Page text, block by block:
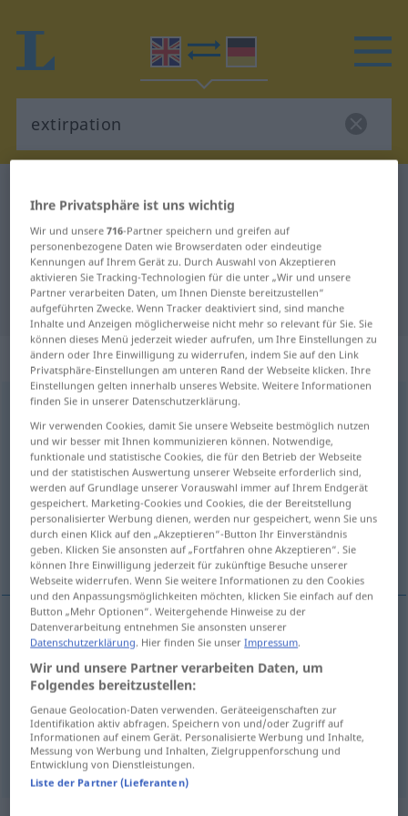
Englisch-Deutsch Übersetzung für
"extirpation"
"extirpation" Deutsch Übersetzung
„extirpation“: noun
extirpations
Übersicht aller Übersetzungen
(Für mehr Details die Übersetzung anklicken/antippen)
Ausrottung
Exstirpation, Ausschneidung
Ausrottungf extirpation
Exstirpationf extirpation MED
Ausschneidungf extirpation MED
Ihre Privatsphäre ist uns wichtig
Wir und unsere716-Partner speichern und greifen auf
personenbezogene Daten wie Browserdaten oder eindeutige
Kennungen auf Ihrem Gerät zu. Durch Auswahl von Akzeptieren
aktivieren Sie Tracking-Technologien für die unter „Wir und unsere
Partner verarbeiten Daten, um Ihnen Dienste bereitzustellen“
aufgeführten Zwecke. Wenn Tracker deaktiviert sind, sind manche
Inhalte und Anzeigen möglicherweise nicht mehr so relevant für Sie. Sie
können dieses Menü jederzeit wieder aufrufen, um Ihre Einstellungen zu
ändern oder Ihre Einwilligung zu widerrufen, indem Sie auf den Link
Privatsphäre-Einstellungen am unteren Rand der Webseite klicken. Ihre
Einstellungen gelten innerhalb unseres Website. Weitere Informationen
finden Sie in unserer Datenschutzerklärung.
Wir verwenden Cookies, damit Sie unsere Webseite bestmöglich nutzen
und wir besser mit Ihnen kommunizieren können. Notwendige,
funktionale und statistische Cookies, die für den Betrieb der Webseite
und der statistischen Auswertung unserer Webseite erforderlich sind,
werden auf Grundlage unserer Vorauswahl immer auf Ihrem Endgerät
gespeichert. Marketing-Cookies und Cookies, die der Bereitstellung
personalisierter Werbung dienen, werden nur gespeichert, wenn Sie uns
durch einen Klick auf den „Akzeptieren“-Button Ihr Einverständnis
geben. Klicken Sie ansonsten auf „Fortfahren ohne Akzeptieren“. Sie
können Ihre Einwilligung jederzeit für zukünftige Besuche unserer
Webseite widerrufen. Wenn Sie weitere Informationen zu den Cookies
und den Anpassungsmöglichkeiten möchten, klicken Sie einfach auf den
Button „Mehr Optionen“. Weitergehende Hinweise zu der
Datenverarbeitung entnehmen Sie ansonsten unserer
Datenschutzerklärung. Hier finden Sie unserImpressum.
Wir und unsere Partner verarbeiten Daten, um
Folgendes bereitzustellen:
Genaue Geolocation-Daten verwenden. Geräteeigenschaften zur
Identifikation aktiv abfragen. Speichern von und/oder Zugriff auf
Informationen auf einem Gerät. Personalisierte Werbung und Inhalte,
Messung von Werbung und Inhalten, Zielgruppenforschung und
Entwicklung von Dienstleistungen.
Liste der Partner (Lieferanten)